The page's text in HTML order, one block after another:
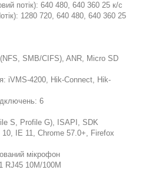
потік): 640 480, 640 360 25 к/с
1280 720, 640 480, 640 360 25
SMB/CIFS), ANR, Micro SD
iVMS-4200, Hik-Connect, Hik-
6
S, Profile G), ISAPI, SDK
10, IE 11, Chrome 57.0+, Firefox
мікрофон
RJ45 10M/100M